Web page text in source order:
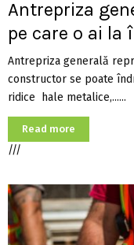
Antrepriza
pe care o ai
Antrepriza generală
constructor se poate
ridice hale metalice,......
Read more
///